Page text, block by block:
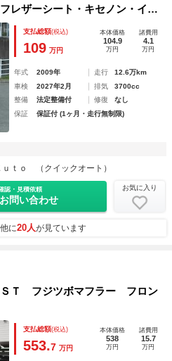
レザーシート・キセノン・イン
正１８アルミ
支払総額(税込)
109 万円
本体価格
104.9
万円
諸費用
4.1
万円
年式 2009年 走行
12.6万km
車検
2027年2月 排気
3700cc
整備
法定整備付 修復
なし
保証
保証付 (1ヶ月・走行無制限)
ｔｏ （クイックオート）
認・見積依頼
問い合わせ
お気に入り
に20人が見ています
Ｔ フジツボマフラー フロン
支払総額(税込)
553.7 万円
本体価格
538
万円
諸費用
15.7
万円